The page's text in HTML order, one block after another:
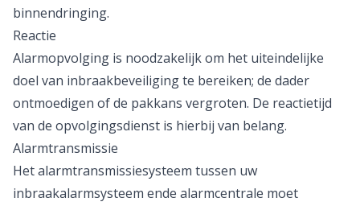
binnendringing.
Reactie
Alarmopvolging is noodzakelijk om het uiteindelijke
doel van inbraakbeveiliging te bereiken; de dader
ontmoedigen of de pakkans vergroten. De reactietijd
van de opvolgingsdienst is hierbij van belang.
Alarmtransmissie
Het alarmtransmissiesysteem tussen uw
inbraakalarmsysteem ende alarmcentrale moet